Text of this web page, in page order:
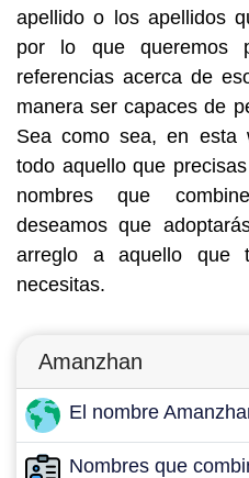
apellido o los apellidos
por lo que queremos
referencias acerca de
manera ser capaces de
Sea como sea, en esta
todo aquello que
nombres que
deseamos que
arreglo a aquello que
necesitas.
Amanzhan
El nombre
Nombres que